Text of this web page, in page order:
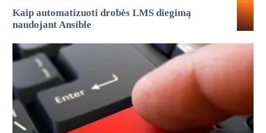
Kaip automatizuoti drobės LMS diegimą
naudojant Ansible